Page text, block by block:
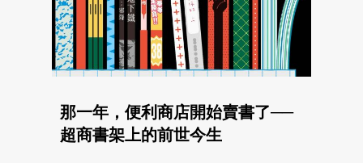
那一年，便利商店開始賣書了──
超商書架上的前世今生